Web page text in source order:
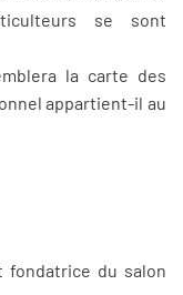
se sont
la carte des
appartient-il au
fondatrice du salon